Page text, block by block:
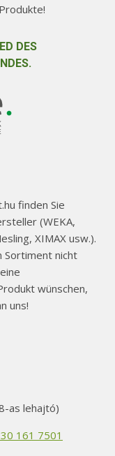
DES
finden Sie
(WEKA,
XIMAX usw.).
Sortiment nicht
wünschen,
uns!
as lehajtó)
161 7501